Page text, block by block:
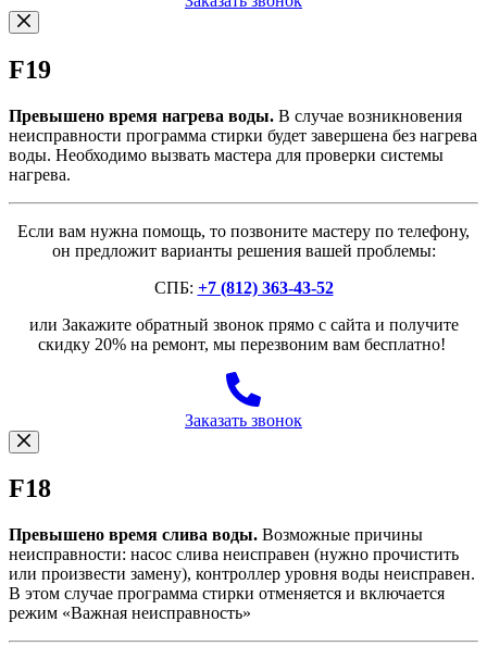
F19
Превышено время нагрева воды. В случае возникновения
неисправности программа стирки будет завершена без нагрева
воды. Необходимо вызвать мастера для проверки системы
нагрева.
Если вам нужна помощь, то позвоните мастеру по телефону,
он предложит варианты решения вашей проблемы:
СПБ: +7 (812) 363-43-52
или Закажите обратный звонок прямо с сайта и получите
скидку 20% на ремонт, мы перезвоним вам бесплатно!
Заказать звонок
F18
Превышено время слива воды. Возможные причины
неисправности: насос слива неисправен (нужно прочистить
или произвести замену), контроллер уровня воды неисправен.
В этом случае программа стирки отменяется и включается
режим «Важная неисправность»